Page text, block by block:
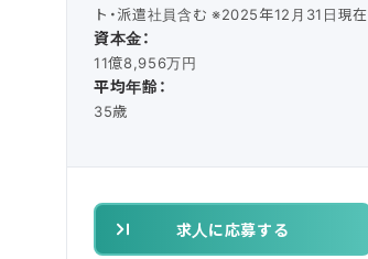
ト・派遣社員含む ※2025年12月31日現在
資本金：
11億8,956万円
平均年齢：
35歳
求人に応募する